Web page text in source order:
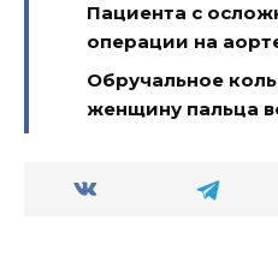
Пациента с
операции на
Обручальное
женщину пальца